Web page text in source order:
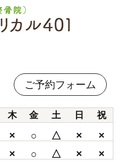
ご予約フォーム
木 金 土 日
祝
× ○ △ × ×
× ○ △ × ×